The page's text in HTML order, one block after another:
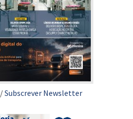
/Subscrever Newsletter